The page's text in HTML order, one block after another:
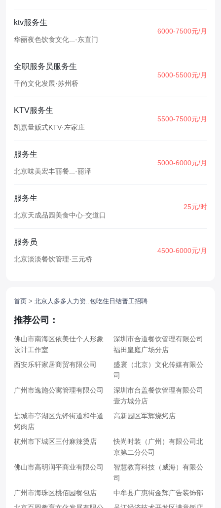
ktv服务生
华丽夜色饮食文化... ·东直门
6000-7500元/月
全职服务员服务生
千尚文化发展·苏州桥
5000-5500元/月
KTV服务生
凯嘉量贩式KTV·左家庄
5500-7500元/月
服务生
北京味美宏丰丽餐... ·丽泽
5000-6000元/月
服务生
北京天成品园美食中心·交道口
25元/时
服务员
北京淡淡餐饮管理·三元桥
4500-6000元/月
首页 > 北京人多多人力资..包吃住日结普工招聘
推荐公司：
佛山市南海区依美佳个人形象
设计工作室
深圳市合道餐饮管理有限公司
福田皇庭广场分店
西安乐轩家居商贸有限公司
盛寰（北京）文化传媒有限公
司
广州市逸施公寓管理有限公司
深圳市台盖餐饮管理有限公司
壹方城分店
盐城市亭湖区先锋街道和牛道
烤肉店
高新园区军辉烧烤店
杭州市下城区三付麻辣烫店
快尚时装（广州）有限公司北
京第二分公司
佛山市高明润平商业有限公司
智慧教育科技（威海）有限公
司
广州市海珠区桃佰园餐包店
中牟县广惠街金辉广告装饰部